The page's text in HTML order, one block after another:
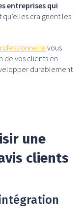
entreprises qui
qu’elles craignent les
vous
de vos clients en
durablement
une
clients